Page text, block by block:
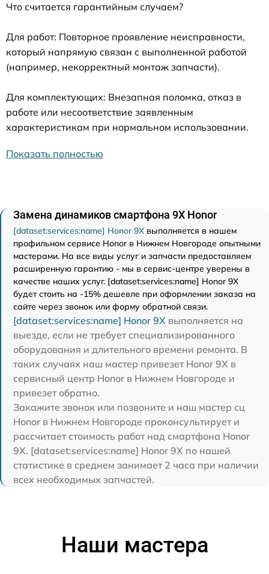
Что считается гарантийным случаем?
Для работ: Повторное проявление неисправности,
который напрямую связан с выполненной работой
(например, некорректный монтаж запчасти).
Для комплектующих: Внезапная поломка, отказ в
работе или несоответствие заявленным
характеристикам при нормальном использовании.
Показать полностью
Замена динамиков смартфона 9X Honor
[dataset:services:name] Honor 9X выполняется в нашем
профильном сервисе Honor в Нижнем Новгороде опытными
мастерами. На все виды услуг и запчасти предоставляем
расширенную гарантию - мы в сервис-центре уверены в
качестве наших услуг. [dataset:services:name] Honor 9X
будет стоить на -15% дешевле при оформлении заказа на
сайте через звонок или форму обратной связи.
[dataset:services:name] Honor 9X выполняется на
выезде, если не требует специализированного
оборудования и длительного времени ремонта. В
таких случаях наш мастер привезет Honor 9X в
сервисный центр Honor в Нижнем Новгороде и
привезет обратно.
Закажите звонок или позвоните и наш мастер сц
Honor в Нижнем Новгороде проконсультирует и
рассчитает стоимость работ над смартфона Honor
9X. [dataset:services:name] Honor 9X по нашей
статистике в среднем занимает 2 часа при наличии
всех необходимых запчастей.
Наши мастера